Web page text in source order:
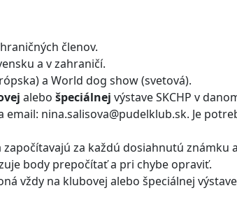
členov.
a v zahraničí.
a World dog show (svetová).
alebo špeciálnej výstave SKCHP v
email: nina.salisova@pudelklub.sk. Je
za každú dosiahnutú
body prepočítať a pri chybe opraviť.
vždy na klubovej alebo špeciálnej výstave